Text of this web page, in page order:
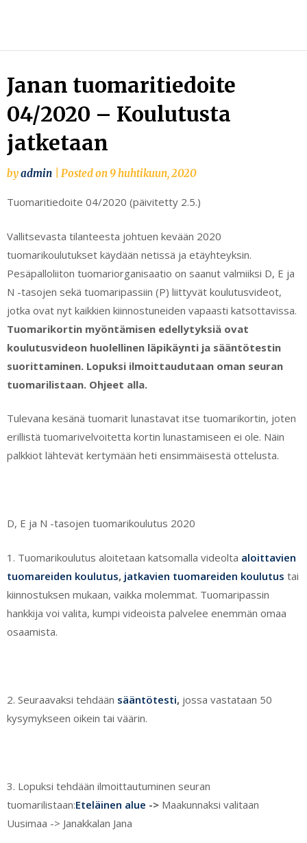
Janan tuomaritiedoite
04/2020 – Koulutusta
jatketaan
byadmin Posted on 9 huhtikuun, 2020
Tuomaritiedoite 04/2020 (päivitetty 2.5.)
Vallitsevasta tilanteesta johtuen kevään 2020
tuomarikoulutukset käydään netissä ja etäyhteyksin.
Pesäpalloliiton tuomariorganisaatio on saanut valmiiksi D, E ja
N -tasojen sekä tuomaripassiin (P) liittyvät koulutusvideot,
jotka ovat nyt kaikkien kiinnostuneiden vapaasti katsottavissa.
Tuomarikortin myöntämisen edellytyksiä ovat
koulutusvideon huolellinen läpikäynti ja sääntötestin
suorittaminen. Lopuksi ilmoittaudutaan oman seuran
tuomarilistaan. Ohjeet alla.
Tulevana kesänä tuomarit lunastavat itse tuomarikortin, joten
erillistä tuomarivelvoitetta kortin lunastamiseen ei ole. Näin
palkkiot lähtevät kertymään heti ensimmäisestä ottelusta.
D, E ja N -tasojen tuomarikoulutus 2020
1. Tuomarikoulutus aloitetaan katsomalla videolta aloittavien
tuomareiden koulutus, jatkavien tuomareiden koulutus tai
kiinnostuksen mukaan, vaikka molemmat. Tuomaripassin
hankkija voi valita, kumpi videoista palvelee enemmän omaa
osaamista.
2. Seuraavaksi tehdään sääntötesti, jossa vastataan 50
kysymykseen oikein tai väärin.
3. Lopuksi tehdään ilmoittautuminen seuran
tuomarilistaan:Eteläinen alue -> Maakunnaksi valitaan
Uusimaa -> Janakkalan Jana